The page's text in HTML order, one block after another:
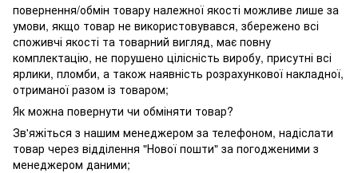
повернення/обмін товару належної якості можливе лише за
умови, якщо товар не використовувався, збережено всі
споживчі якості та товарний вигляд, має повну
комплектацію, не порушено цілісність виробу, присутні всі
ярлики, пломби, а також наявність розрахункової накладної,
отриманої разом із товаром;
Як можна повернути чи обміняти товар?
Зв'яжіться з нашим менеджером за телефоном, надіслати
товар через відділення "Нової пошти" за погодженими з
менеджером даними;